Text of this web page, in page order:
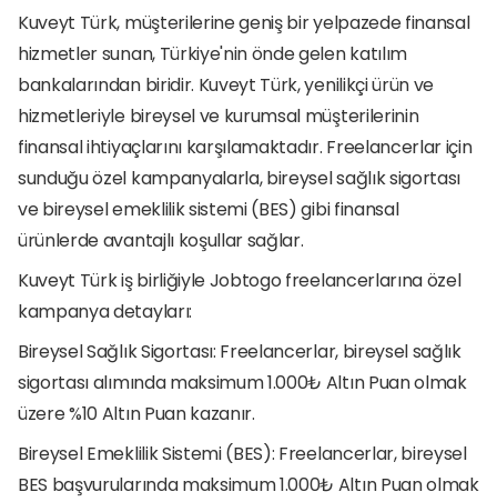
Kuveyt Türk, müşterilerine geniş bir yelpazede finansal
hizmetler sunan, Türkiye'nin önde gelen katılım
bankalarından biridir. Kuveyt Türk, yenilikçi ürün ve
hizmetleriyle bireysel ve kurumsal müşterilerinin
finansal ihtiyaçlarını karşılamaktadır. Freelancerlar için
sunduğu özel kampanyalarla, bireysel sağlık sigortası
ve bireysel emeklilik sistemi (BES) gibi finansal
ürünlerde avantajlı koşullar sağlar.
Kuveyt Türk iş birliğiyle Jobtogo freelancerlarına özel
kampanya detayları:
Bireysel Sağlık Sigortası: Freelancerlar, bireysel sağlık
sigortası alımında maksimum 1.000₺ Altın Puan olmak
üzere %10 Altın Puan kazanır.
Bireysel Emeklilik Sistemi (BES): Freelancerlar, bireysel
BES başvurularında maksimum 1.000₺ Altın Puan olmak